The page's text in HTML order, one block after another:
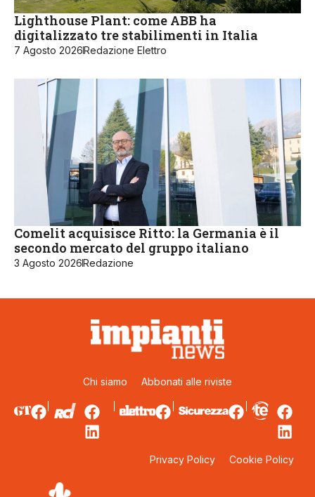
Lighthouse Plant: come ABB ha
digitalizzato tre stabilimenti in Italia
7 Agosto 2026Redazione Elettro
Comelit acquisisce Ritto: la Germania è il
secondo mercato del gruppo italiano
3 Agosto 2026Redazione
Chi siamo Abbonati alle riviste
Privacy Policy Cookie Policy